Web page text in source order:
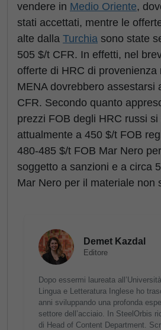
vendere in Medio Oriente,
stati accettati, mentre le
alte dalla Turchia sono state
505 $/t CFR. In effetti, nel
offerte di HRC di provenienza
MENA dovrebbero assestarsi
CFR. Secondo quanto
prezzi FOB degli HRC russi si
attualmente a 450 $/t FOB
480-485 $/t FOB Mar Nero
soggetto a sanzioni e a circa
Mar Nero per il materiale non
Demet Kazdal
Editore
Dopo essermi laureata
Lingua e Letteratura Inglese ho
anni sviluppando una profonda
settore dell’acciaio. In SteelOrbis
di Head of Content Department.